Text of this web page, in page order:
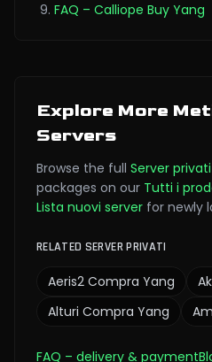
FAQ – Calliope Buy Yang
Explore More
Servers
Browse the full Server privati
packages on our Tutti i
Lista nuovi server for newly
RELATED SERVER PRIVATI
Aeris2 Compra Yang
Alturi Compra Yang
FAQ – delivery & payment